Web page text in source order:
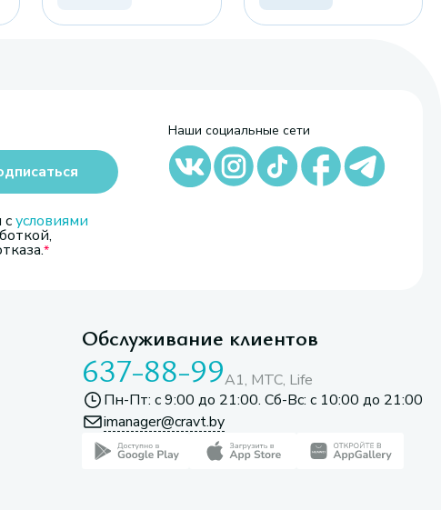
сусловиями
Наши социальные сети
Обслуживание клиентов
637-88-99A1, МТС, Life
Пн-Пт: с 9:00 до 21:00. Сб-Вс: с 10:00 до 21:00
imanager@cravt.by